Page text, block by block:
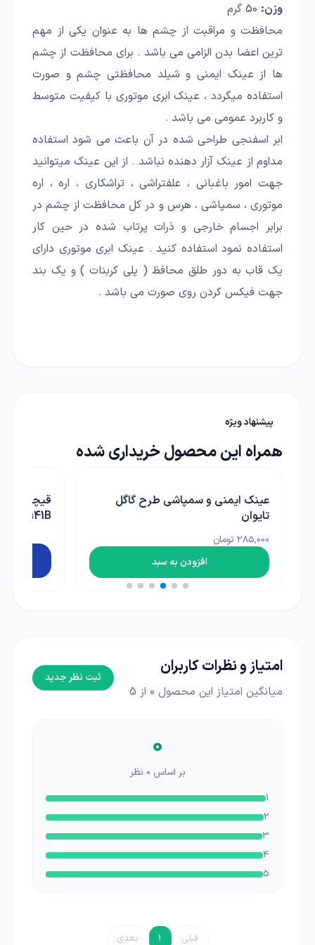
وزن:
محافظت و مراقبت از چشم ها به عنوان یکی از مهم
ترین اعضا بدن الزامی می باشد . برای محافظت از چشم
ها از عینک ایمنی و شیلد محافظتی چشم و صورت
استفاده میگردد ، عینک ابری موتوری با کیفیت متوسط
و کاربرد عمومی می باشد .
ابر اسفنجی طراحی شده در آن باعث می شود استفاده
مداوم از عینک آزار دهنده نباشد . از این عینک میتوانید
جهت امور باغبانی ، علفتراشی ، تراشکاری ، اره ، اره
موتوری ، سمپاشی ، هرس و در کل محافظت از چشم در
برابر اجسام خارجی و ذرات پرتاب شده در حین کار
استفاده نمود استفاده کنید . عینک ابری موتوری دارای
یک قاب به دور طلق محافظ ( پلی کربنات ) و یک بند
جهت فیکس کردن روی صورت می باشد .
پیشنهاد ویژه
همراه این محصول خریداری شده
عینک ایمنی و سمپاشی طرح گاگل
تایوان
285,000 تومان
افزودن به سبد
4141B
امتیاز و نظرات کاربران
میانگین امتیاز این محصول 0 از 5
ثبت نظر جدید
0
بر اساس 0 نظر
1
2
3
4
5
قبلی 1 بعدی